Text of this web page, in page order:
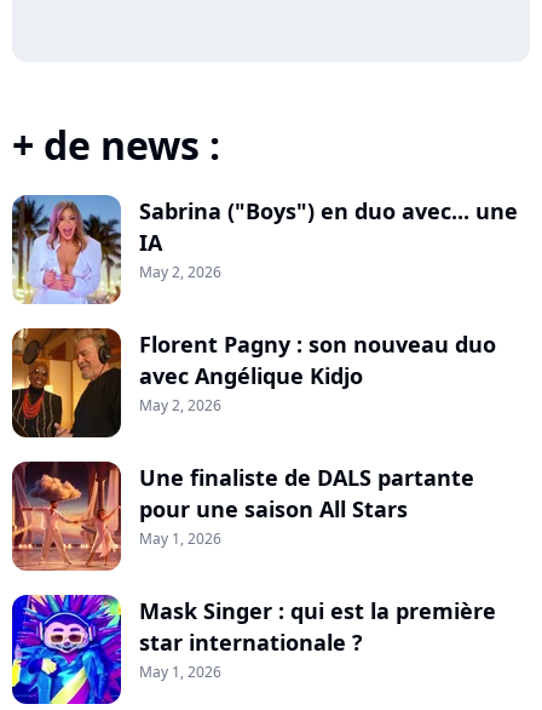
+ de news :
Sabrina ("Boys") en duo avec... une
IA
May 2, 2026
Florent Pagny : son nouveau duo
avec Angélique Kidjo
May 2, 2026
Une finaliste de DALS partante
pour une saison All Stars
May 1, 2026
Mask Singer : qui est la première
star internationale ?
May 1, 2026